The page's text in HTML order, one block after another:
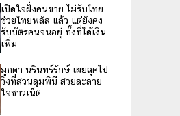
เปิดใจฝั่งคนขาย ไม่รับไทย
ช่วยไทยพลัส แล้ว แต่ยังคง
รับบัตรคนจนอยู่ ทั้งที่ได้เงิน
เพิ่ม
มุกดา นรินทร์รักษ์ เผยลุคไป
วิ่งที่สวนลุมพินี สวยละลาย
ใจชาวเน็ต